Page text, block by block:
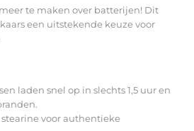
te maken over batterijen! Dit
een uitstekende keuze voor
laden snel op in slechts 1,5 uur en
voor authentieke